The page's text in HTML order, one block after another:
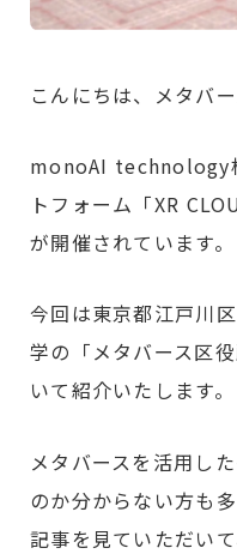
こんにちは、メタバー
monoAI technology
トフォーム「XR
が開催されています。
今回は東京都江戸川
学の「メタバース区
いて紹介いたします。
メタバースを活用し
のか分からない方も
記事を見ていただい